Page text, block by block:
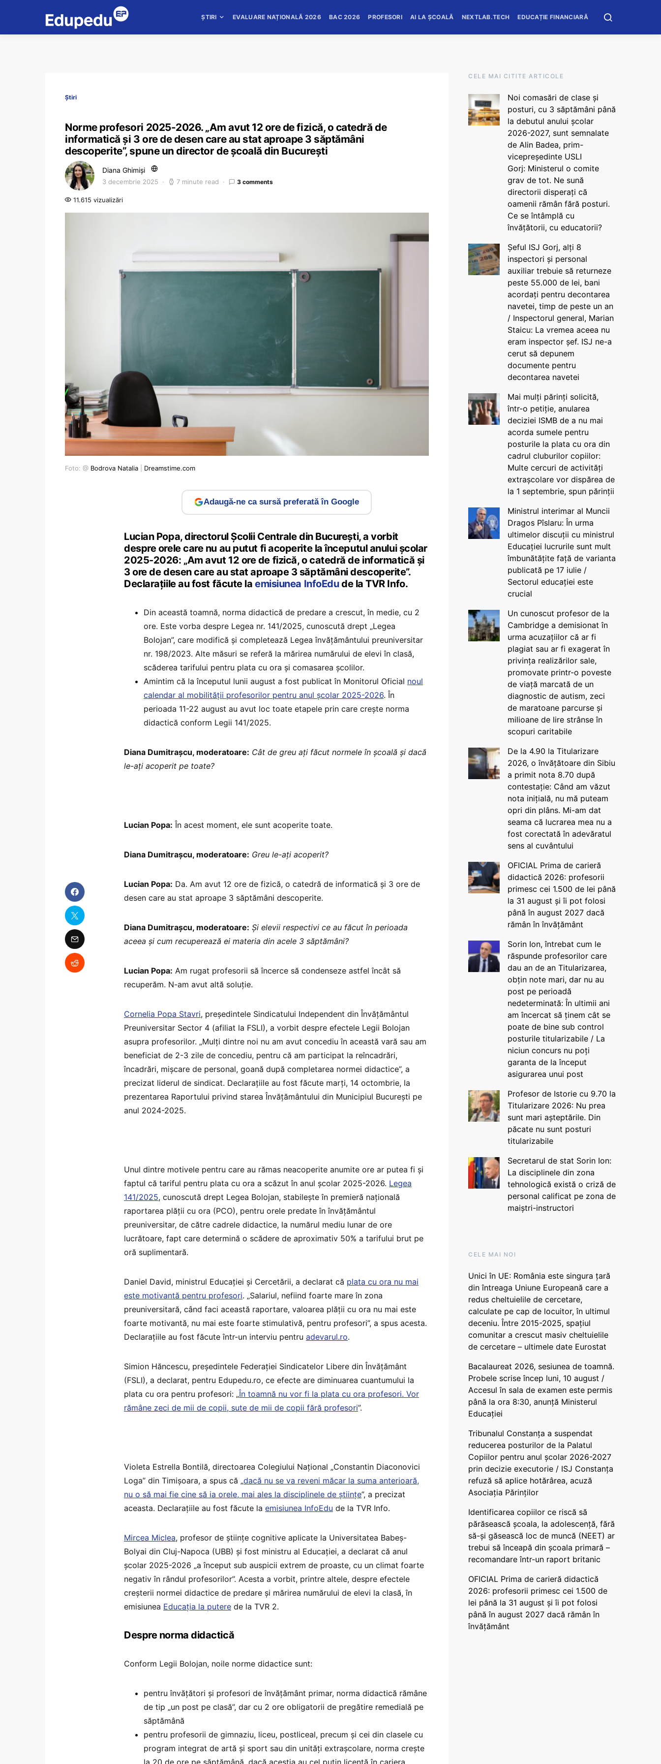
ȘTIRI EVALUARE NAȚIONALĂ 2026 BAC 2026 PROFESORI AI LA ȘCOALĂ NEXTLAB.TECH EDUCAȚIE FINANCIARĂ
Știri
Norme profesori 2025-2026. „Am avut 12 ore de fizică, o catedră de
informatică și 3 ore de desen care au stat aproape 3 săptămâni
descoperite”, spune un director de școală din București
Diana Ghimiși
3 decembrie 2025 7 minute read 3 comments
11.615 vizualizări
Foto: @ Bodrova Natalia Dreamstime.com
Adaugă-ne ca sursă preferată în Google
Lucian Popa, directorul Școlii Centrale din București, a vorbit
despre orele care nu au putut fi acoperite la începutul anului școlar
2025-2026: „Am avut 12 ore de fizică, o catedră de informatică și
3 ore de desen care au stat aproape 3 săptămâni descoperite”.
Declarațiile au fost făcute laemisiunea InfoEdude la TVR Info.
Din această toamnă, norma didactică de predare a crescut, în medie, cu 2
ore. Este vorba despre Legea nr. 141/2025, cunoscută drept „Legea
Bolojan”, care modifică și completează Legea învățământului preuniversitar
nr. 198/2023. Alte măsuri se referă la mărirea numărului de elevi în clasă,
scăderea tarifului pentru plata cu ora și comasarea școlilor.
Amintim că la începutul lunii august a fost publicat în Monitorul Oficial noul
calendar al mobilității profesorilor pentru anul școlar 2025-2026. În
perioada 11-22 august au avut loc toate etapele prin care crește norma
didactică conform Legii 141/2025.
Diana Dumitrașcu, moderatoare: Cât de greu ați făcut normele în școală și dacă
le-ați acoperit pe toate?
Lucian Popa: În acest moment, ele sunt acoperite toate.
Diana Dumitrașcu, moderatoare: Greu le-ați acoperit?
Lucian Popa: Da. Am avut 12 ore de fizică, o catedră de informatică și 3 ore de
desen care au stat aproape 3 săptămâni descoperite.
Diana Dumitrașcu, moderatoare: Și elevii respectivi ce au făcut în perioada
aceea și cum recuperează ei materia din acele 3 săptămâni?
Lucian Popa: Am rugat profesorii să încerce să condenseze astfel încât să
recuperăm. N-am avut altă soluție.
Cornelia Popa Stavri, președintele Sindicatului Independent din Învăţământul
Preuniversitar Sector 4 (afiliat la FSLI), a vorbit despre efectele Legii Bolojan
asupra profesorilor. „Mulți dintre noi nu am avut concediu în această vară sau am
beneficiat de 2-3 zile de concediu, pentru că am participat la reîncadrări,
încadrări, mișcare de personal, goană după completarea normei didactice”, a
precizat liderul de sindicat. Declarațiile au fost făcute marți, 14 octombrie, la
prezentarea Raportului privind starea Învățământului din Municipiul București pe
anul 2024-2025.
Unul dintre motivele pentru care au rămas neacoperite anumite ore ar putea fi și
faptul că tariful pentru plata cu ora a scăzut în anul școlar 2025-2026. Legea
141/2025, cunoscută drept Legea Bolojan, stabilește în premieră națională
raportarea plății cu ora (PCO), pentru orele predate în învățământul
preuniversitar, de către cadrele didactice, la numărul mediu lunar de ore
lucrătoare, fapt care determină o scădere de aproximativ 50% a tarifului brut pe
oră suplimentară.
Daniel David, ministrul Educației și Cercetării, a declarat că plata cu ora nu mai
este motivantă pentru profesori. „Salariul, nefiind foarte mare în zona
preuniversitară, când faci această raportare, valoarea plății cu ora nu mai este
foarte motivantă, nu mai este foarte stimulativă, pentru profesori”, a spus acesta.
Declarațiile au fost făcute într-un interviu pentru adevarul.ro.
Simion Hăncescu, președintele Federației Sindicatelor Libere din Învățământ
(FSLI), a declarat, pentru Edupedu.ro, ce efecte are diminuarea cuantumului la
plata cu ora pentru profesori: „În toamnă nu vor fi la plata cu ora profesori. Vor
rămâne zeci de mii de copii, sute de mii de copii fără profesori”.
Violeta Estrella Bontilă, directoarea Colegiului Național „Constantin Diaconovici
Loga” din Timișoara, a spus că „dacă nu se va reveni măcar la suma anterioară,
nu o să mai fie cine să ia orele, mai ales la disciplinele de științe”, a precizat
aceasta. Declarațiile au fost făcute la emisiunea InfoEdu de la TVR Info.
Mircea Miclea, profesor de științe cognitive aplicate la Universitatea Babeș-
Bolyai din Cluj-Napoca (UBB) și fost ministru al Educației, a declarat că anul
școlar 2025-2026 „a început sub auspicii extrem de proaste, cu un climat foarte
negativ în rândul profesorilor”. Acesta a vorbit, printre altele, despre efectele
creșterii normei didactice de predare și mărirea numărului de elevi la clasă, în
emisiunea Educația la putere de la TVR 2.
Despre norma didactică
Conform Legii Bolojan, noile norme didactice sunt:
pentru învățători și profesori de învățământ primar, norma didactică rămâne
de tip „un post pe clasă”, dar cu 2 ore obligatorii de pregătire remedială pe
săptămână
pentru profesorii de gimnaziu, liceu, postliceal, precum și cei din clasele cu
program integrat de artă și sport sau din unități extrașcolare, norma crește
la 20 de ore pe săptămână, dacă aceștia au cel puțin licență în cariera
CELE MAI CITITE ARTICOLE
Noi comasări de clase și
posturi, cu 3 săptămâni până
la debutul anului școlar
2026-2027, sunt semnalate
de Alin Badea, prim-
vicepreședinte USLI
Gorj: Ministerul o comite
grav de tot. Ne sună
directorii disperați că
oamenii rămân fără posturi.
Ce se întâmplă cu
învățătorii, cu educatorii?
Șeful ISJ Gorj, alți 8
inspectori și personal
auxiliar trebuie să returneze
peste 55.000 de lei, bani
acordați pentru decontarea
navetei, timp de peste un an
/ Inspectorul general, Marian
Staicu: La vremea aceea nu
eram inspector șef. ISJ ne-a
cerut să depunem
documente pentru
decontarea navetei
Mai mulți părinți solicită,
într-o petiție, anularea
deciziei ISMB de a nu mai
acorda sumele pentru
posturile la plata cu ora din
cadrul cluburilor copiilor:
Multe cercuri de activități
extrașcolare vor dispărea de
la 1 septembrie, spun părinții
Ministrul interimar al Muncii
Dragos Pîslaru: În urma
ultimelor discuții cu ministrul
Educației lucrurile sunt mult
îmbunătățite față de varianta
publicată pe 17 iulie /
Sectorul educației este
crucial
Un cunoscut profesor de la
Cambridge a demisionat în
urma acuzațiilor că ar fi
plagiat sau ar fi exagerat în
privința realizărilor sale,
promovate printr-o poveste
de viață marcată de un
diagnostic de autism, zeci
de maratoane parcurse și
milioane de lire strânse în
scopuri caritabile
De la 4.90 la Titularizare
2026, o învățătoare din Sibiu
a primit nota 8.70 după
contestație: Când am văzut
nota inițială, nu mă puteam
opri din plâns. Mi-am dat
seama că lucrarea mea nu a
fost corectată în adevăratul
sens al cuvântului
OFICIAL Prima de carieră
didactică 2026: profesorii
primesc cei 1.500 de lei până
la 31 august și îi pot folosi
până în august 2027 dacă
rămân în învățământ
Sorin Ion, întrebat cum le
răspunde profesorilor care
dau an de an Titularizarea,
obțin note mari, dar nu au
post pe perioadă
nedeterminată: În ultimii ani
am încercat să ținem cât se
poate de bine sub control
posturile titularizabile / La
niciun concurs nu poți
garanta de la început
asigurarea unui post
Profesor de Istorie cu 9.70 la
Titularizare 2026: Nu prea
sunt mari așteptările. Din
păcate nu sunt posturi
titularizabile
Secretarul de stat Sorin Ion:
La disciplinele din zona
tehnologică există o criză de
personal calificat pe zona de
maiștri-instructori
CELE MAI NOI
Unici în UE: România este singura țară
din întreaga Uniune Europeană care a
redus cheltuielile de cercetare,
calculate pe cap de locuitor, în ultimul
deceniu. Între 2015-2025, spațiul
comunitar a crescut masiv cheltuielile
de cercetare – ultimele date Eurostat
Bacalaureat 2026, sesiunea de toamnă.
Probele scrise încep luni, 10 august /
Accesul în sala de examen este permis
până la ora 8:30, anunță Ministerul
Educației
Tribunalul Constanța a suspendat
reducerea posturilor de la Palatul
Copiilor pentru anul școlar 2026-2027
prin decizie executorie / ISJ Constanța
refuză să aplice hotărârea, acuză
Asociația Părinților
Identificarea copiilor ce riscă să
părăsească școala, la adolescență, fără
să-și găsească loc de muncă (NEET) ar
trebui să înceapă din școala primară –
recomandare într-un raport britanic
OFICIAL Prima de carieră didactică
2026: profesorii primesc cei 1.500 de
lei până la 31 august și îi pot folosi
până în august 2027 dacă rămân în
învățământ